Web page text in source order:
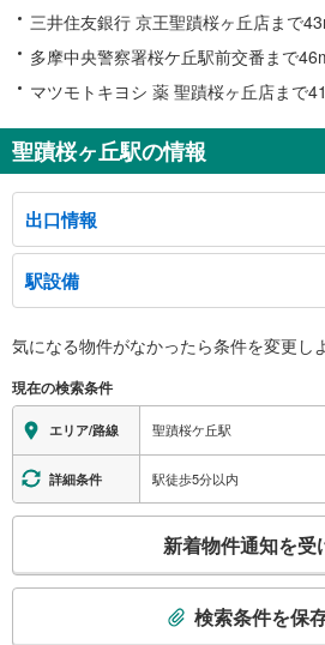
三井住友銀行 京王聖蹟桜ヶ丘店まで
多摩中央警察署桜ケ丘駅前交番まで
マツモトキヨシ 薬 聖蹟桜ヶ丘店まで
聖蹟桜ヶ丘駅の情報
出口情報
西口
市立関戸公民館、多摩市役所聖蹟桜ヶ丘駅出
ー、市立関戸図書館、一ノ宮児童館、東寺方小
りば
東口
京王電鉄本社ビル、市立健康センター、警視庁
病院、多摩中学校、多摩第一小学校、関戸橋、
駅設備
※段差なしでの移動経路
地上⇔改札⇔ホーム：○
エレベータ
・各ホーム（２Ｆ）⇔改札内Ｍ１Ｆ通路
・改札内Ｍ１Ｆ通路⇔西口改札（１Ｆ）
エスカレータ
・各ホーム⇔せいせきＳＣ４Ｆ（１０時～２１
トイレ
気になる物件がなかったら条件を変更し
現在の検索条件
エリア/路線 聖蹟桜ケ丘駅
詳細条件 駅徒歩5分以内
検
新着物件通知を受
検索条件を保